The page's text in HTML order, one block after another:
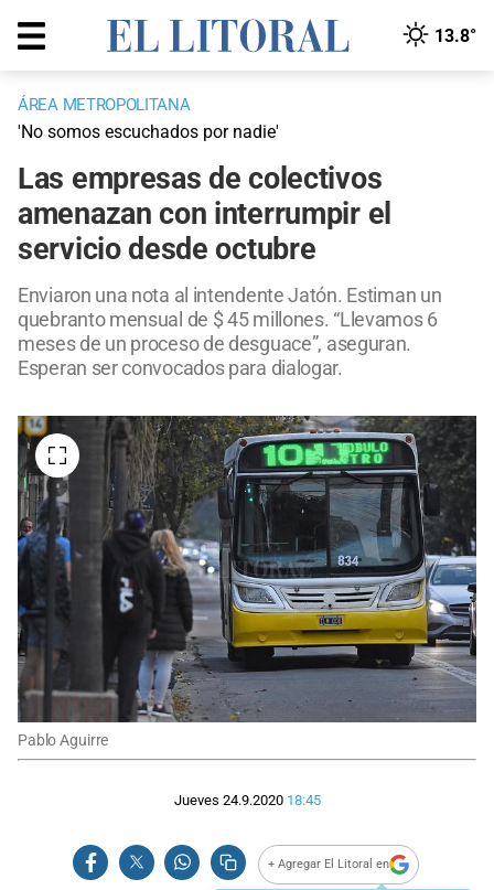
13.8°
ÁREA METROPOLITANA
'No somos escuchados por nadie'
Las empresas de colectivos
amenazan con interrumpir el
servicio desde octubre
Enviaron una nota al intendente Jatón. Estiman un
quebranto mensual de $ 45 millones. “Llevamos 6
meses de un proceso de desguace”, aseguran.
Esperan ser convocados para dialogar.
Pablo Aguirre
Jueves 24.9.2020 18:45
+ Agregar El Litoral en